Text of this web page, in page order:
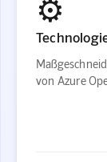
⚙️
von Azure